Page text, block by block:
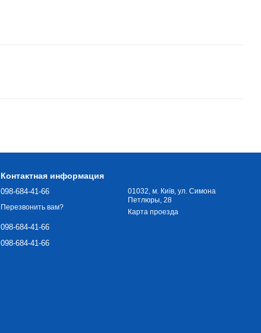
Контактная информация
098-684-41-66
Перезвонить вам?
098-684-41-66
098-684-41-66
01032, м. Київ, ул. Симона
Петлюры, 28
Карта проезда